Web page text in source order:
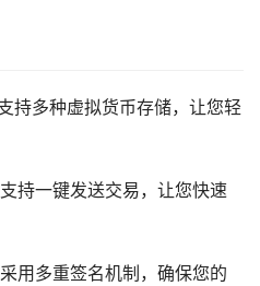
持多种虚拟货币存储，让您轻
持一键发送交易，让您快速
用多重签名机制，确保您的